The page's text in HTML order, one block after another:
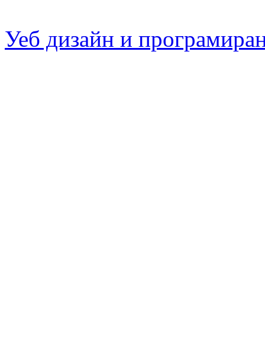
Уеб дизайн и